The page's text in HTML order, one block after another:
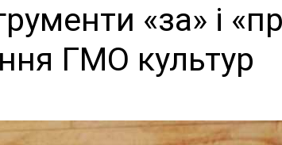
«за» і
ГМО культур